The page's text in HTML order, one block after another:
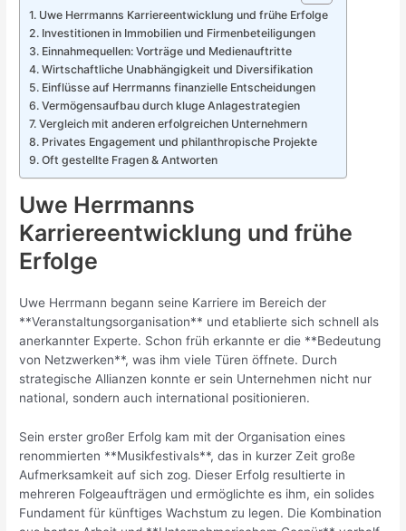
Uwe Herrmanns Karriereentwicklung und frühe Erfolge
Investitionen in Immobilien und Firmenbeteiligungen
Einnahmequellen: Vorträge und Medienauftritte
Wirtschaftliche Unabhängigkeit und Diversifikation
Einflüsse auf Herrmanns finanzielle Entscheidungen
Vermögensaufbau durch kluge Anlagestrategien
Vergleich mit anderen erfolgreichen Unternehmern
Privates Engagement und philanthropische Projekte
Oft gestellte Fragen & Antworten
Uwe Herrmanns
Karriereentwicklung und frühe
Erfolge
Uwe Herrmann begann seine Karriere im Bereich der
**Veranstaltungsorganisation** und etablierte sich schnell als
anerkannter Experte. Schon früh erkannte er die **Bedeutung
von Netzwerken**, was ihm viele Türen öffnete. Durch
strategische Allianzen konnte er sein Unternehmen nicht nur
national, sondern auch international positionieren.
Sein erster großer Erfolg kam mit der Organisation eines
renommierten **Musikfestivals**, das in kurzer Zeit große
Aufmerksamkeit auf sich zog. Dieser Erfolg resultierte in
mehreren Folgeaufträgen und ermöglichte es ihm, ein solides
Fundament für künftiges Wachstum zu legen. Die Kombination